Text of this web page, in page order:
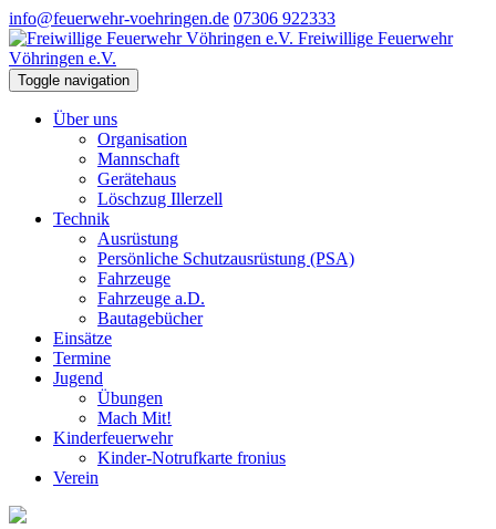
info@feuerwehr-voehringen.de 07306 922333
Freiwillige Feuerwehr
Vöhringen e.V.
Toggle navigation
Über uns
Organisation
Mannschaft
Gerätehaus
Löschzug Illerzell
Technik
Ausrüstung
Persönliche Schutzausrüstung (PSA)
Fahrzeuge
Fahrzeuge a.D.
Bautagebücher
Einsätze
Termine
Jugend
Übungen
Mach Mit!
Kinderfeuerwehr
Kinder-Notrufkarte fronius
Verein